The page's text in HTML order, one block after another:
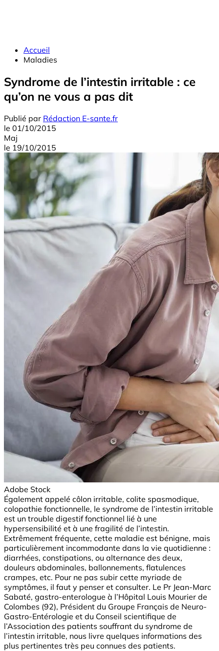
Accueil
Maladies
Syndrome de l’intestin irritable : ce
qu’on ne vous a pas dit
Publié par Rédaction E-sante.fr
le 01/10/2015
Maj
le 19/10/2015
Adobe Stock
Également appelé côlon irritable, colite spasmodique,
colopathie fonctionnelle, le syndrome de l’intestin irritable
est un trouble digestif fonctionnel lié à une
hypersensibilité et à une fragilité de l’intestin.
Extrêmement fréquente, cette maladie est bénigne, mais
particulièrement incommodante dans la vie quotidienne :
diarrhées, constipations, ou alternance des deux,
douleurs abdominales, ballonnements, flatulences
crampes, etc. Pour ne pas subir cette myriade de
symptômes, il faut y penser et consulter. Le Pr Jean-Marc
Sabaté, gastro-enterologue à l’Hôpital Louis Mourier de
Colombes (92), Président du Groupe Français de Neuro-
Gastro-Entérologie et du Conseil scientifique de
l’Association des patients souffrant du syndrome de
l’intestin irritable, nous livre quelques informations des
plus pertinentes très peu connues des patients.